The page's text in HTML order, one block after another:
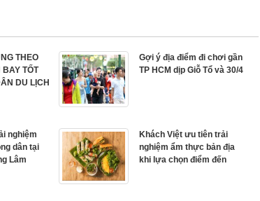
THEO
BAY TỐT
DU LỊCH
Gợi ý địa điểm đi chơi gần
TP HCM dịp Giỗ Tổ và 30/4
nghiệm
dân tại
Lâm
Khách Việt ưu tiên trải
nghiệm ẩm thực bản địa
khi lựa chọn điểm đến